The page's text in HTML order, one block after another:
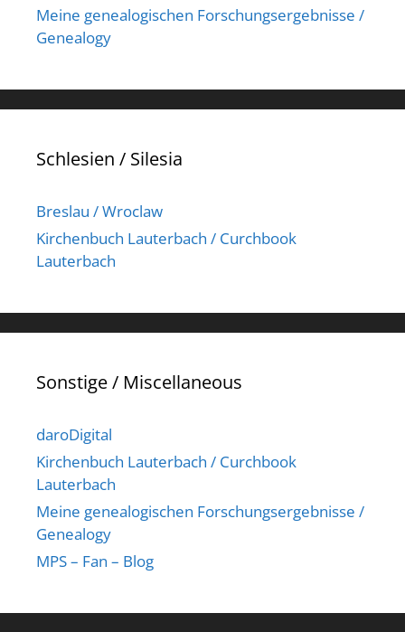
Meine genealogischen Forschungsergebnisse /
Genealogy
Schlesien / Silesia
Breslau / Wroclaw
Kirchenbuch Lauterbach / Curchbook
Lauterbach
Sonstige / Miscellaneous
daroDigital
Kirchenbuch Lauterbach / Curchbook
Lauterbach
Meine genealogischen Forschungsergebnisse /
Genealogy
MPS – Fan – Blog